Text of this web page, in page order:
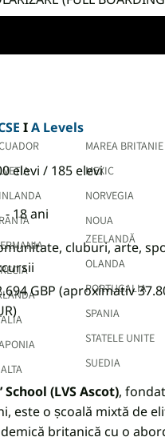
MAREA BRITANIE
MEXIC
NORVEGIA
NOUA
ZEELANDĂ
OLANDA
PORTUGALIA
SPANIA
STATELE UNITE
SUEDIA
IA Levels
elevi / 185 elevi
- 18 ani
cluburi, arte,
GBP (aproximativ
(LVS Ascot),
este o școală mixtă de
britanică cu o